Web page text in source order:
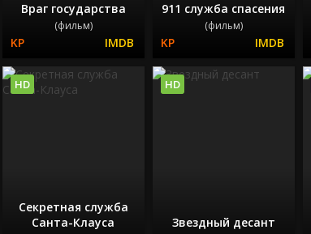
Враг государства
(фильм)
911 служба спасения
(фильм)
Секретная служба
Санта-Клауса
HD
Звездный десант
HD